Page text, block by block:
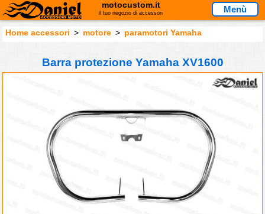
motocustom.it
il tuo negozio di accessori Menù
Home accessori > motore > paramotori Yamaha
Barra protezione Yamaha XV1600